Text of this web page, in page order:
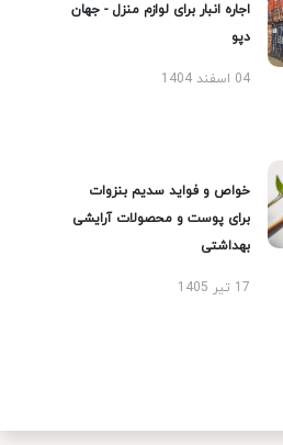
اجاره انبار برای لوازم منزل - جهان
دپو
04 اسفند 1404
خواص و فواید سدیم بنزوات
برای پوست و محصولات آرایشی
بهداشتی
17 تیر 1405